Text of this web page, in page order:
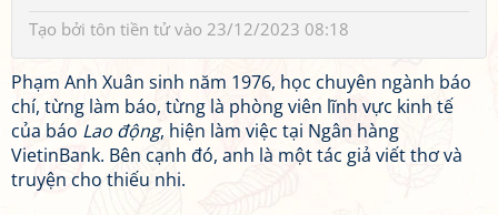
Tạo bởi tôn tiền tửvào 23/12/2023 08:18
Phạm Anh Xuân sinh năm 1976, học chuyên ngành báo
chí, từng làm báo, từng là phòng viên lĩnh vực kinh tế
của báo Lao động, hiện làm việc tại Ngân hàng
VietinBank. Bên cạnh đó, anh là một tác giả viết thơ và
truyện cho thiếu nhi.